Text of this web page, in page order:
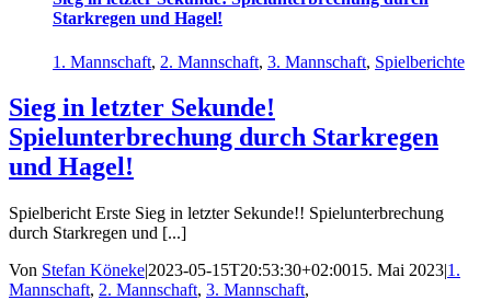
Starkregen und Hagel!
1. Mannschaft, 2. Mannschaft, 3. Mannschaft, Spielberichte
Sieg in letzter Sekunde!
Spielunterbrechung durch Starkregen
und Hagel!
Spielbericht Erste Sieg in letzter Sekunde!! Spielunterbrechung
durch Starkregen und [...]
Von Stefan Köneke|2023-05-15T20:53:30+02:0015. Mai 2023|1.
Mannschaft, 2. Mannschaft, 3. Mannschaft,